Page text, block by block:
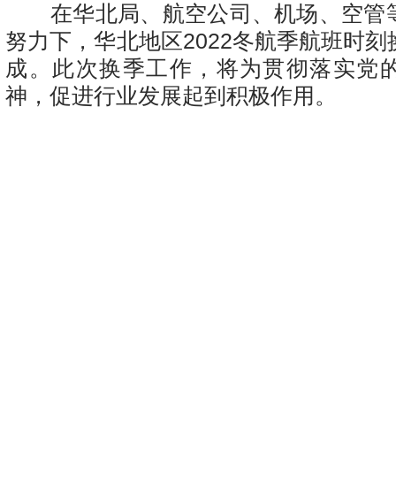
在华北局、航空公司、机场、空管
努力下，华北地区2022冬航季航班时刻
成。此次换季工作，将为贯彻落实党
神，促进行业发展起到积极作用。